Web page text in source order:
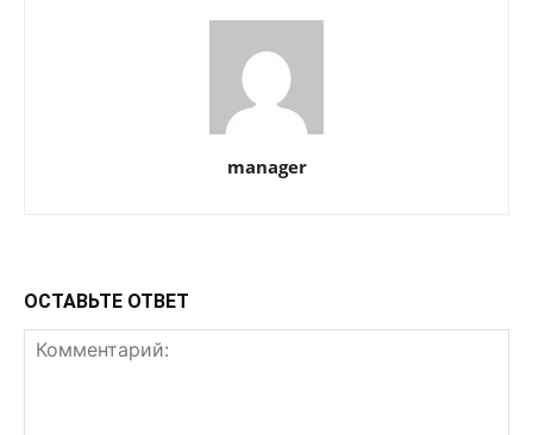
manager
ОСТАВЬТЕ ОТВЕТ